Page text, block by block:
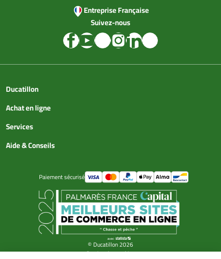
Entreprise Française
Suivez-nous
Ducatillon
Achat en ligne
Services
Aide & Conseils
Paiement sécurisé
© Ducatillon 2026
Gestion des cookies